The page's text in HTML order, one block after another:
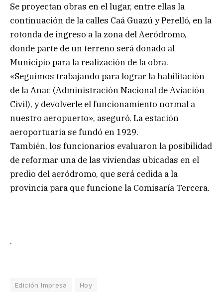
Se proyectan obras en el lugar, entre ellas la
continuación de la calles Caá Guazú y Perelló, en la
rotonda de ingreso a la zona del Aeródromo,
donde parte de un terreno será donado al
Municipio para la realización de la obra.
«Seguimos trabajando para lograr la habilitación
de la Anac (Administración Nacional de Aviación
Civil), y devolverle el funcionamiento normal a
nuestro aeropuerto», aseguró. La estación
aeroportuaria se fundó en 1929.
También, los funcionarios evaluaron la posibilidad
de reformar una de las viviendas ubicadas en el
predio del aeródromo, que será cedida a la
provincia para que funcione la Comisaría Tercera.
.
Edición Impresa Hoy